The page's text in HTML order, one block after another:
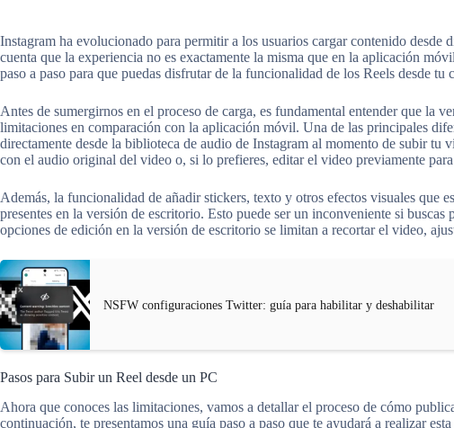
Instagram ha evolucionado para permitir a los usuarios cargar contenido desde
cuenta que la experiencia no es exactamente la misma que en la aplicación
paso a paso para que puedas disfrutar de la funcionalidad de los Reels desde tu
Antes de sumergirnos en el proceso de carga, es fundamental entender que la
limitaciones en comparación con la aplicación móvil. Una de las principales
directamente desde la biblioteca de audio de Instagram al momento de subir tu
con el audio original del video o, si lo prefieres, editar el video previamente
Además, la funcionalidad de añadir stickers, texto y otros efectos visuales que
presentes en la versión de escritorio. Esto puede ser un inconveniente si
opciones de edición en la versión de escritorio se limitan a recortar el video,
NSFW configuraciones Twitter: guía para habilitar y deshabilitar
Pasos para Subir un Reel desde un PC
Ahora que conoces las limitaciones, vamos a detallar el proceso de cómo
continuación, te presentamos una guía paso a paso que te ayudará a realizar